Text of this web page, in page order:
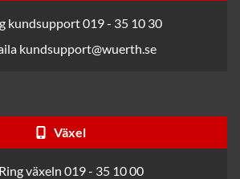
kundsupport 019 - 35 10 30
kundsupport@wuerth.se
Växel
Ring växeln 019 - 35 10 00